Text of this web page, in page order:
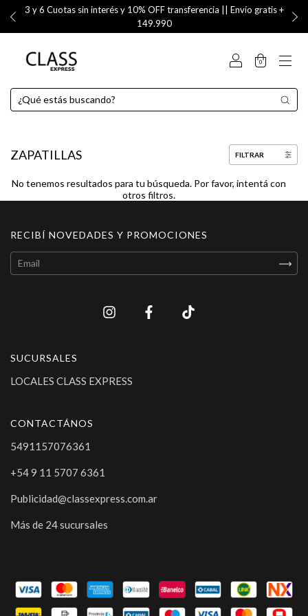
3 y 6 Cuotas sin interés y 10% OFF transferencia || Envío gratis +
149.990
0
ZAPATILLAS FILTRAR
No tenemos resultados para tu búsqueda. Por favor, intentá con
otros filtros.
RECIBÍ NOVEDADES Y PROMOCIONES
SUCURSALES
LOCALES CLASS EXPRESS
CONTACTÁNOS
5491157076361
+54 9 11 5707 6361
Publicidad@classexpress.com.ar
Más de 24 sucursales